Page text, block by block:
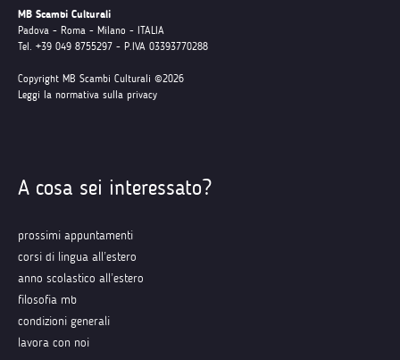
MB Scambi Culturali
Padova - Roma - Milano - ITALIA
Tel. +39 049 8755297 - P.IVA 03393770288
Copyright MB Scambi Culturali ©2026
Leggi la normativa sulla privacy
A cosa sei interessato?
prossimi appuntamenti
corsi di lingua all’estero
anno scolastico all’estero
filosofia mb
condizioni generali
lavora con noi